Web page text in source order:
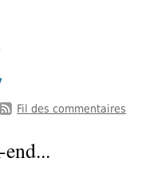
Fil des commentaires